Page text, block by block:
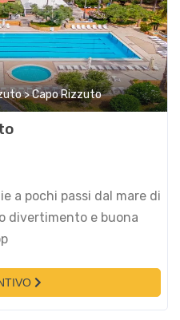
> Capo Rizzuto
a pochi passi dal mare di
divertimento e buona